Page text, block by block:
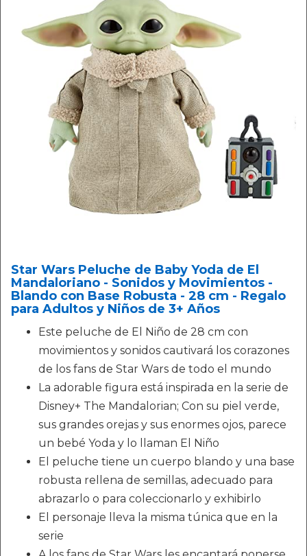
Star Wars Peluche de Baby Yoda de El
Mandaloriano - Sonidos y Movimientos -
Blando con Base Robusta - 28 cm - Regalo
para Adultos y Niños de 3+ Años
Este peluche de El Niño de 28 cm con
movimientos y sonidos cautivará los corazones
de los fans de Star Wars de todo el mundo
La adorable figura está inspirada en la serie de
Disney+ The Mandalorian; Con su piel verde,
sus grandes orejas y sus enormes ojos, parece
un bebé Yoda y lo llaman El Niño
El peluche tiene un cuerpo blando y una base
robusta rellena de semillas, adecuado para
abrazarlo o para coleccionarlo y exhibirlo
El personaje lleva la misma túnica que en la
serie